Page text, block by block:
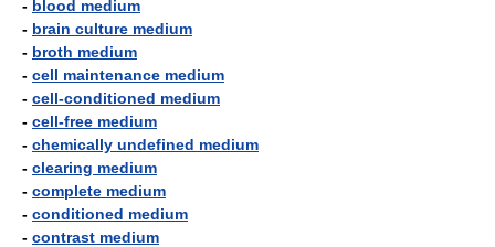
- blood medium
- brain culture medium
- broth medium
- cell maintenance medium
- cell-conditioned medium
- cell-free medium
- chemically undefined medium
- clearing medium
- complete medium
- conditioned medium
- contrast medium